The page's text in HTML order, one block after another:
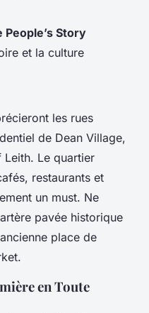
Story
et la culture
les rues
de Dean Village,
Le quartier
restaurants et
un must. Ne
pavée historique
place de
en Toute